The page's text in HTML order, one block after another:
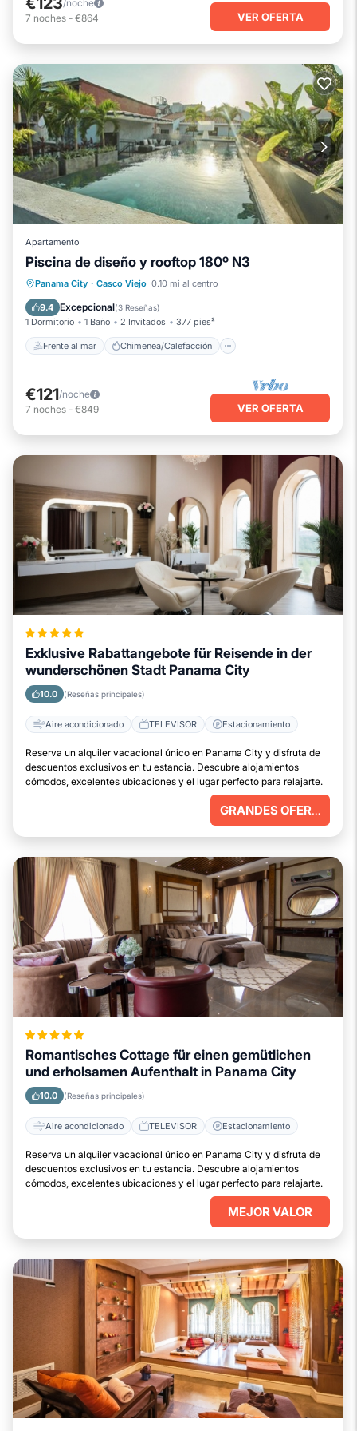
/noche
7 noches - €864 VER OFERTA
Apartamento
Piscina de diseño y rooftop 180º N3
Panama City · Casco Viejo 0.10 mi al centro
9.4 Excepcional(3 Reseñas)
1 Dormitorio 1 Baño 2 Invitados 377 pies²
Frente al mar Chimenea/Calefacción
Frente al mar
Chimenea/Calefacción
Piscina
Vista al mar
€121/noche
7 noches - €849 VER OFERTA
Exklusive Rabattangebote für Reisende in der
wunderschönen Stadt Panama City
10.0 (Reseñas principales)
Aire acondicionado TELEVISOR Estacionamiento
Reserva un alquiler vacacional único en Panama City y disfruta de
descuentos exclusivos en tu estancia. Descubre alojamientos
cómodos, excelentes ubicaciones y el lugar perfecto para relajarte.
GRANDES OFERTAS
Romantisches Cottage für einen gemütlichen
und erholsamen Aufenthalt in Panama City
10.0 (Reseñas principales)
Aire acondicionado TELEVISOR Estacionamiento
Reserva un alquiler vacacional único en Panama City y disfruta de
descuentos exclusivos en tu estancia. Descubre alojamientos
cómodos, excelentes ubicaciones y el lugar perfecto para relajarte.
MEJOR VALOR